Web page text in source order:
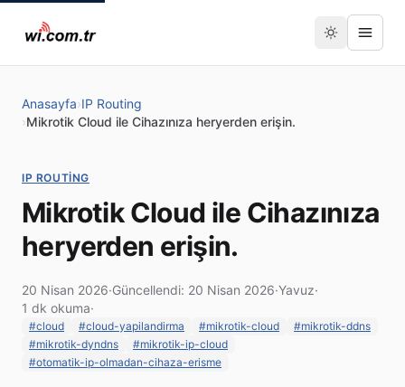
Anasayfa›IP Routing
›Mikrotik Cloud ile Cihazınıza heryerden erişin.
IP ROUTING
Mikrotik Cloud ile Cihazınıza
heryerden erişin.
20 Nisan 2026·Güncellendi: 20 Nisan 2026·Yavuz·
1 dk okuma·
#cloud #cloud-yapilandirma #mikrotik-cloud
#mikrotik-ddns
#mikrotik-dyndns
#mikrotik-ip-cloud
#otomatik-ip-olmadan-cihaza-erisme